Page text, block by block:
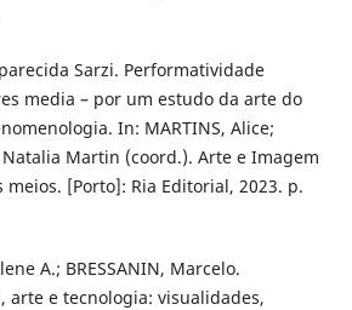
Sarzi. Performatividade
media – por um estudo da arte do
In: MARTINS, Alice;
Natalia Martin (coord.). Arte e Imagem
meios. [Porto]: Ria Editorial, 2023. p.
A.; BRESSANIN, Marcelo.
e tecnologia: visualidades,